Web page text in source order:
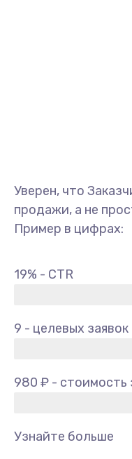
Уверен, что
продажи, а не
Пример в цифрах:
19% - CTR
9 - целевых заявок
980 ₽ - стоимость
Узнайте больше